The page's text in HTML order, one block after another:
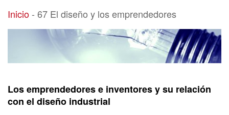
67 El diseño y los emprendedores
Inicio- 67 El diseño y los emprendedores
Los emprendedores e inventores y su relación
con el diseño industrial